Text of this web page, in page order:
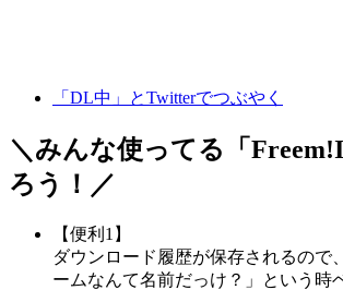
「DL中」とTwitterでつぶやく
＼みんな使ってる「
ろう！／
【便利1】
ダウンロード履歴が保存されるので
ームなんて名前だっけ？」という時